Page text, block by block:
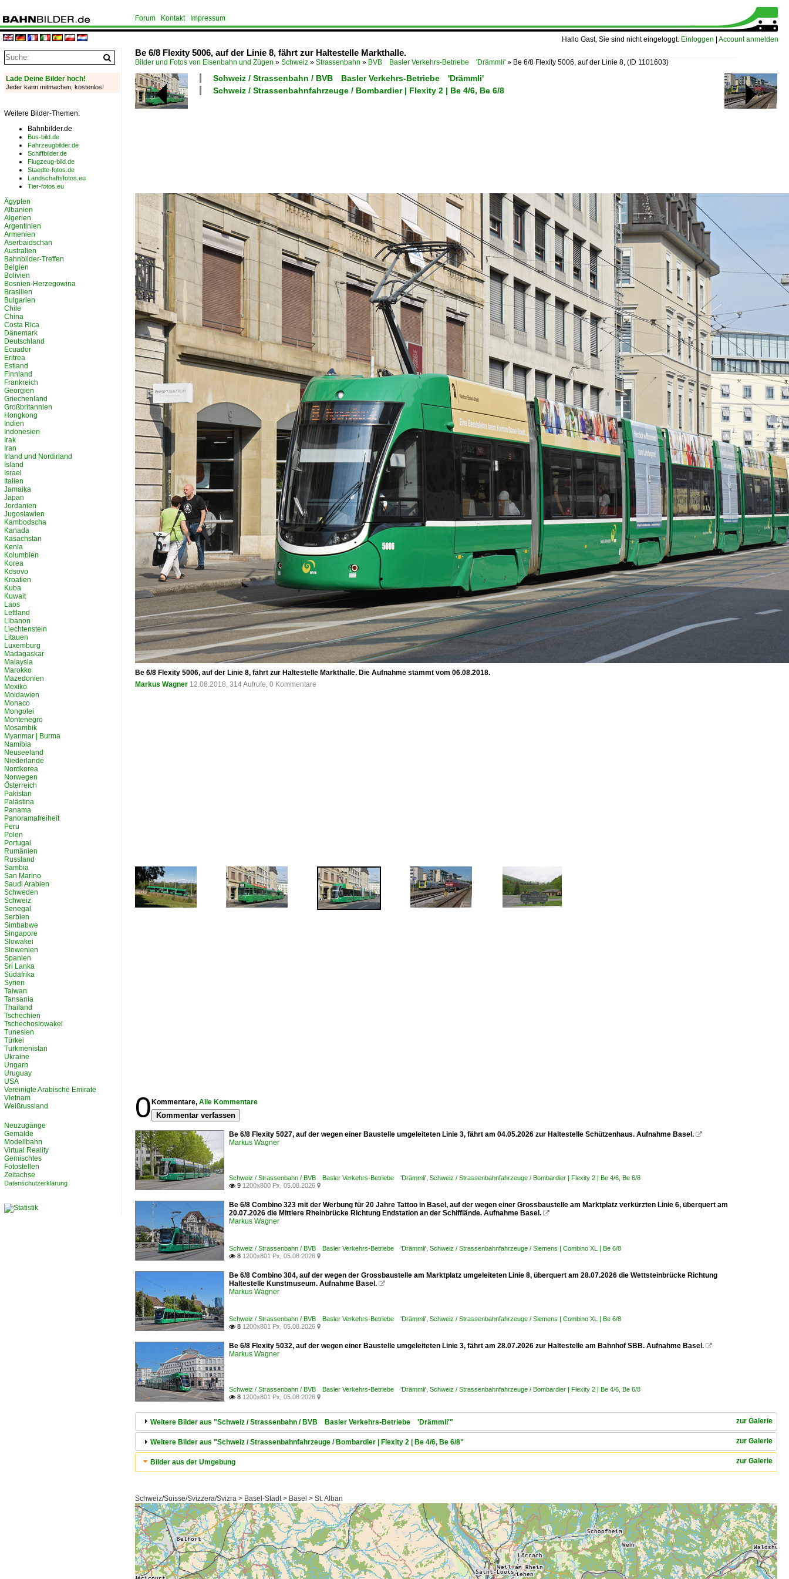
Hallo Gast, Sie sind nicht eingeloggt. Einloggen Account anmelden
Forum Kontakt Impressum
Be 6/8 Flexity 5006, auf der Linie 8, fährt zur Haltestelle Markthalle.
Bilder und Fotos von Eisenbahn und Zügen » Schweiz » Strassenbahn » BVB Basler Verkehrs-Betriebe 'Drämmli' » Be 6/8 Flexity 5006, auf der Linie 8, (ID 1101603)
Schweiz / Strassenbahn / BVB Basler Verkehrs-Betriebe 'Drämmli'
Schweiz / Strassenbahnfahrzeuge / Bombardier | Flexity 2 | Be 4/6, Be 6/8
Be 6/8 Flexity 5006, auf der Linie 8, fährt zur Haltestelle Markthalle. Die Aufnahme stammt vom 06.08.2018.
Markus Wagner 12.08.2018, 314 Aufrufe, 0 Kommentare
0 Kommentare, Alle Kommentare
Kommentar verfassen
Be 6/8 Flexity 5027, auf der wegen einer Baustelle umgeleiteten Linie 3, fährt am 04.05.2026 zur Haltestelle Schützenhaus. Aufnahme Basel. 
Markus Wagner
Schweiz / Strassenbahn / BVB Basler Verkehrs-Betriebe 'Drämmli' Schweiz / Strassenbahnfahrzeuge / Bombardier | Flexity 2 | Be 4/6, Be 6/8
 9 1200x800 Px, 05.08.2026 
Be 6/8 Combino 323 mit der Werbung für 20 Jahre Tattoo in Basel, auf der wegen einer Grossbaustelle am Marktplatz verkürzten Linie 6, überquert am
20.07.2026 die Mittlere Rheinbrücke Richtung Endstation an der Schifflände. Aufnahme Basel. 
Markus Wagner
Schweiz / Strassenbahn / BVB Basler Verkehrs-Betriebe 'Drämmli' Schweiz / Strassenbahnfahrzeuge / Siemens | Combino XL | Be 6/8
 8 1200x801 Px, 05.08.2026 
Be 6/8 Combino 304, auf der wegen der Grossbaustelle am Marktplatz umgeleiteten Linie 8, überquert am 28.07.2026 die Wettsteinbrücke Richtung
Haltestelle Kunstmuseum. Aufnahme Basel. 
Markus Wagner
Schweiz / Strassenbahn / BVB Basler Verkehrs-Betriebe 'Drämmli' Schweiz / Strassenbahnfahrzeuge / Siemens | Combino XL | Be 6/8
 8 1200x801 Px, 05.08.2026 
Be 6/8 Flexity 5032, auf der wegen einer Baustelle umgeleiteten Linie 3, fährt am 28.07.2026 zur Haltestelle am Bahnhof SBB. Aufnahme Basel. 
Markus Wagner
Schweiz / Strassenbahn / BVB Basler Verkehrs-Betriebe 'Drämmli' Schweiz / Strassenbahnfahrzeuge / Bombardier | Flexity 2 | Be 4/6, Be 6/8
 8 1200x801 Px, 05.08.2026 
zur Galerie
Weitere Bilder aus "Schweiz / Strassenbahn / BVB Basler Verkehrs-Betriebe 'Drämmli'"
zur Galerie
Weitere Bilder aus "Schweiz / Strassenbahnfahrzeuge / Bombardier | Flexity 2 | Be 4/6, Be 6/8"
zur Galerie
Bilder aus der Umgebung
Schweiz/Suisse/Svizzera/Svizra > Basel-Stadt > Basel > St. Alban
Lade Deine Bilder hoch!
Jeder kann mitmachen, kostenlos!
Weitere Bilder-Themen:
Bahnbilder.de
Bus-bild.de
Fahrzeugbilder.de
Schiffbilder.de
Flugzeug-bild.de
Staedte-fotos.de
Landschaftsfotos.eu
Tier-fotos.eu
Ägypten
Albanien
Algerien
Argentinien
Armenien
Aserbaidschan
Australien
Bahnbilder-Treffen
Belgien
Bolivien
Bosnien-Herzegowina
Brasilien
Bulgarien
Chile
China
Costa Rica
Dänemark
Deutschland
Ecuador
Eritrea
Estland
Finnland
Frankreich
Georgien
Griechenland
Großbritannien
Hongkong
Indien
Indonesien
Irak
Iran
Irland und Nordirland
Island
Israel
Italien
Jamaika
Japan
Jordanien
Jugoslawien
Kambodscha
Kanada
Kasachstan
Kenia
Kolumbien
Korea
Kosovo
Kroatien
Kuba
Kuwait
Laos
Lettland
Libanon
Liechtenstein
Litauen
Luxemburg
Madagaskar
Malaysia
Marokko
Mazedonien
Mexiko
Moldawien
Monaco
Mongolei
Montenegro
Mosambik
Myanmar | Burma
Namibia
Neuseeland
Niederlande
Nordkorea
Norwegen
Österreich
Pakistan
Palästina
Panama
Panoramafreiheit
Peru
Polen
Portugal
Rumänien
Russland
Sambia
San Marino
Saudi Arabien
Schweden
Schweiz
Senegal
Serbien
Simbabwe
Singapore
Slowakei
Slowenien
Spanien
Sri Lanka
Südafrika
Syrien
Taiwan
Tansania
Thailand
Tschechien
Tschechoslowakei
Tunesien
Türkei
Turkmenistan
Ukraine
Ungarn
Uruguay
USA
Vereinigte Arabische Emirate
Vietnam
Weißrussland
Neuzugänge
Gemälde
Modellbahn
Virtual Reality
Gemischtes
Fotostellen
Zeitachse
Datenschutzerklärung